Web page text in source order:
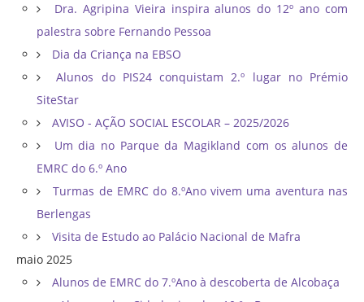
Dra. Agripina Vieira inspira alunos do 12º ano com
palestra sobre Fernando Pessoa
Dia da Criança na EBSO
Alunos do PIS24 conquistam 2.º lugar no Prémio
SiteStar
AVISO - AÇÃO SOCIAL ESCOLAR – 2025/2026
Um dia no Parque da Magikland com os alunos de
EMRC do 6.º Ano
Turmas de EMRC do 8.ºAno vivem uma aventura nas
Berlengas
Visita de Estudo ao Palácio Nacional de Mafra
maio 2025
Alunos de EMRC do 7.ºAno à descoberta de Alcobaça